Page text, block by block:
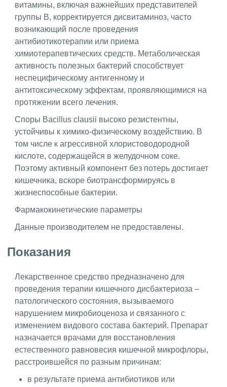
витамины, включая важнейших представителей
группы B, корректируется дисвитаминоз, часто
возникающий после проведения
антибиотикотерапии или приема
химиотерапевтических средств. Метаболическая
активность полезных бактерий способствует
неспецифическому антигенному и
антитоксическому эффектам, проявляющимися на
протяжении всего лечения.
Споры Bacillus clausii высоко резистентны,
устойчивы к химико-физическому воздействию. В
том числе к агрессивной хлористоводородной
кислоте, содержащейся в желудочном соке.
Поэтому активный компонент без потерь достигает
кишечника, вскоре биотрансформируясь в
жизнеспособные бактерии.
Фармакокинетические параметры
Данные производителем не предоставлены.
Показания
Лекарственное средство предназначено для
проведения терапии кишечного дисбактериоза –
патологического состояния, вызываемого
нарушением микробиоценоза и связанного с
изменением видового состава бактерий. Препарат
назначается врачами для восстановления
естественного равновесия кишечной микрофлоры,
расстроившейся по разным причинам:
в результате приема антибиотиков или